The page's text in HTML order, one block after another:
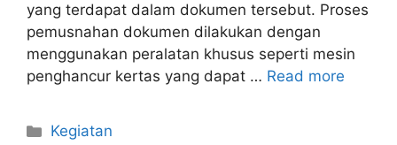
yang terdapat dalam dokumen tersebut. Proses
pemusnahan dokumen dilakukan dengan
menggunakan peralatan khusus seperti mesin
penghancur kertas yang dapat … Read more
Kegiatan